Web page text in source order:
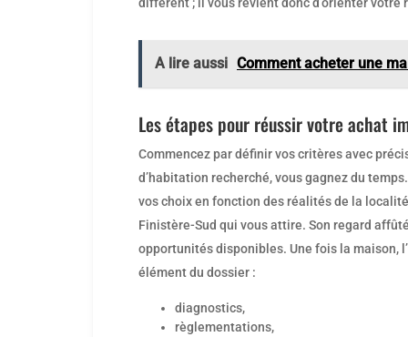
A lire aussi Comment acheter une
Les étapes pour réussir votre achat
Commencez par définir vos critères avec
d’habitation recherché, vous gagnez du
vos choix en fonction des réalités de la
Finistère-Sud qui vous attire. Son regard
opportunités disponibles. Une fois la maison,
élément du dossier :
diagnostics,
règlementations,